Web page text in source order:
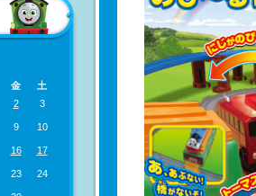
金
土
2 3
9 10
16 17
23 24